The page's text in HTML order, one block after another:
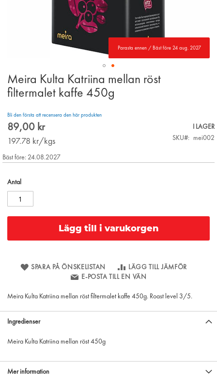
Parasta ennen / Bäst före 24 aug. 2027
Skip
to
the
of
the
gallery
Meira Kulta Katriina mellan röst
filtermalet kaffe 450g
Bli den första att recensera den här produkten
89,00 kr
197.78 kr/kgs
I LAGER
SKU
mei002
Bäst före: 24.08.2027
Antal
Lägg till i varukorgen
SPARA PÅ ÖNSKELISTAN
LÄGG TILL JÄMFÖR
E-POSTA TILL EN VÄN
Meira Kulta Katriina mellan röst filtermalet kaffe 450g. Roast level 3/5.
Ingredienser
Meira Kulta Katriina mellan röst 450g
Mer information